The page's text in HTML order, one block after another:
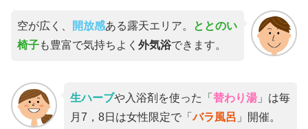
空が広く、 開放感ある露天エリア。
ととのい
椅子も豊富で気持ちよく 外気浴できます。
生ハーブや入浴剤を使った「 替わり湯」は毎
月7，8日は女性限定で「バラ風呂 」開催。